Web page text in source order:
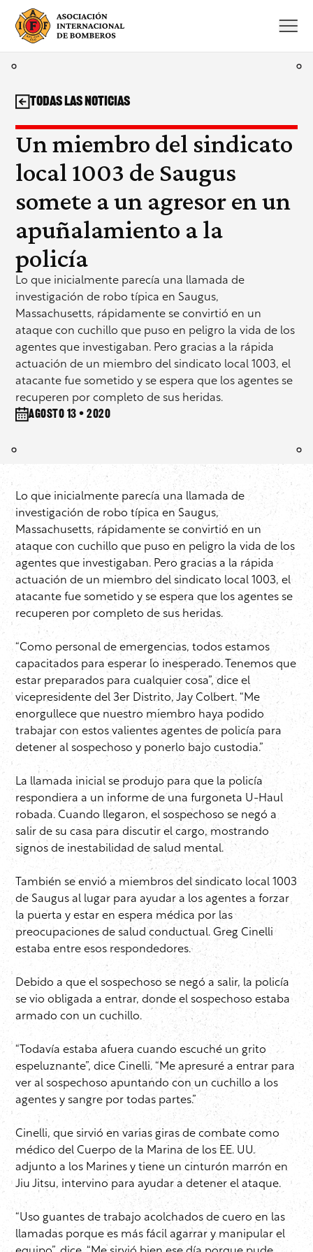
Saltar
contenido
Un miembro del sindicato
local 1003 de Saugus
somete a un agresor en un
apuñalamiento a la
policía
Lo que inicialmente parecía una llamada de
investigación de robo típica en Saugus,
Massachusetts, rápidamente se convirtió en un
ataque con cuchillo que puso en peligro la vida de los
agentes que investigaban. Pero gracias a la rápida
actuación de un miembro del sindicato local 1003, el
atacante fue sometido y se espera que los agentes se
recuperen por completo de sus heridas.
agosto 13 • 2020
Todas las noticias
Lo que inicialmente parecía una llamada de
investigación de robo típica en Saugus,
Massachusetts, rápidamente se convirtió en un
ataque con cuchillo que puso en peligro la vida de los
agentes que investigaban. Pero gracias a la rápida
actuación de un miembro del sindicato local 1003, el
atacante fue sometido y se espera que los agentes se
recuperen por completo de sus heridas.
“Como personal de emergencias, todos estamos
capacitados para esperar lo inesperado. Tenemos que
estar preparados para cualquier cosa”, dice el
vicepresidente del 3er Distrito, Jay Colbert. “Me
enorgullece que nuestro miembro haya podido
trabajar con estos valientes agentes de policía para
detener al sospechoso y ponerlo bajo custodia.”
La llamada inicial se produjo para que la policía
respondiera a un informe de una furgoneta U-Haul
robada. Cuando llegaron, el sospechoso se negó a
salir de su casa para discutir el cargo, mostrando
signos de inestabilidad de salud mental.
También se envió a miembros del sindicato local 1003
de Saugus al lugar para ayudar a los agentes a forzar
la puerta y estar en espera médica por las
preocupaciones de salud conductual. Greg Cinelli
estaba entre esos respondedores.
Debido a que el sospechoso se negó a salir, la policía
se vio obligada a entrar, donde el sospechoso estaba
armado con un cuchillo.
“Todavía estaba afuera cuando escuché un grito
espeluznante”, dice Cinelli. “Me apresuré a entrar para
ver al sospechoso apuntando con un cuchillo a los
agentes y sangre por todas partes.”
Cinelli, que sirvió en varias giras de combate como
médico del Cuerpo de la Marina de los EE. UU.
adjunto a los Marines y tiene un cinturón marrón en
Jiu Jitsu, intervino para ayudar a detener el ataque.
“Uso guantes de trabajo acolchados de cuero en las
llamadas porque es más fácil agarrar y manipular el